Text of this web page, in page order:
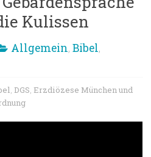
Kulissen
Allgemein,Bibel,
, DGS, Erzdiözese München und